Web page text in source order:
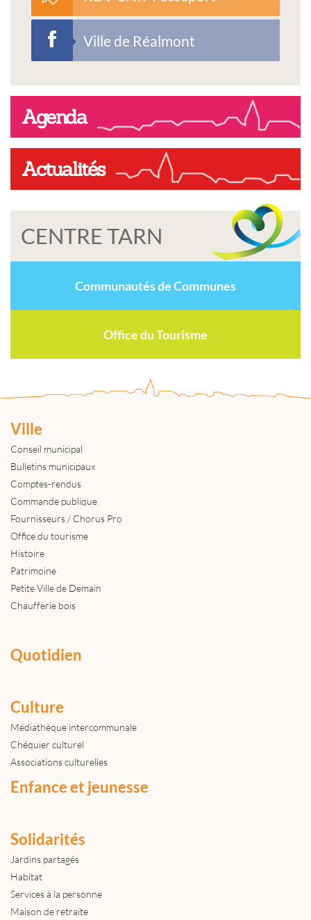
Ville de Réalmont
Agenda
Actualités
CENTRE TARN
Communautés de Communes
Office du Tourisme
Ville
Conseil municipal
Bulletins municipaux
Comptes-rendus
Commande publique
Fournisseurs / Chorus Pro
Office du tourisme
Histoire
Patrimoine
Petite Ville de Demain
Chaufferie bois
Quotidien
Culture
Médiathèque intercommunale
Chéquier culturel
Associations culturelles
Enfance et jeunesse
Solidarités
Jardins partagés
Habitat
Services à la personne
Maison de retraite